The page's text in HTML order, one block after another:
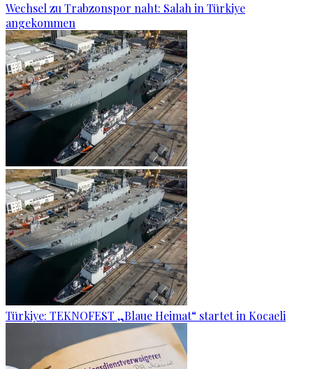
Wechsel zu Trabzonspor naht: Salah in Türkiye
angekommen
Türkiye: TEKNOFEST „Blaue Heimat“ startet in Kocaeli